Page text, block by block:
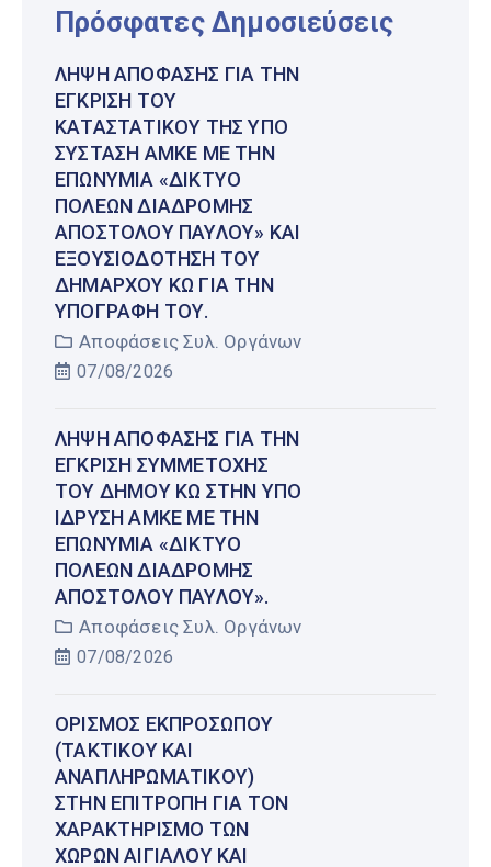
Πρόσφατες Δημοσιεύσεις
ΛΉΨΗ ΑΠΌΦΑΣΗΣ ΓΙΑ ΤΗΝ
ΈΓΚΡΙΣΗ ΤΟΥ
ΚΑΤΑΣΤΑΤΙΚΟΎ ΤΗΣ ΥΠΌ
ΣΎΣΤΑΣΗ ΑΜΚΕ ΜΕ ΤΗΝ
ΕΠΩΝΥΜΊΑ «ΔΊΚΤΥΟ
ΠΌΛΕΩΝ ΔΙΑΔΡΟΜΉΣ
ΑΠΟΣΤΌΛΟΥ ΠΑΎΛΟΥ» ΚΑΙ
ΕΞΟΥΣΙΟΔΌΤΗΣΗ ΤΟΥ
ΔΗΜΆΡΧΟΥ ΚΩ ΓΙΑ ΤΗΝ
ΥΠΟΓΡΑΦΉ ΤΟΥ.
Αποφάσεις Συλ. Οργάνων
07/08/2026
ΛΉΨΗ ΑΠΌΦΑΣΗΣ ΓΙΑ ΤΗΝ
ΈΓΚΡΙΣΗ ΣΥΜΜΕΤΟΧΉΣ
ΤΟΥ ΔΉΜΟΥ ΚΩ ΣΤΗΝ ΥΠΌ
ΊΔΡΥΣΗ ΑΜΚΕ ΜΕ ΤΗΝ
ΕΠΩΝΥΜΊΑ «ΔΊΚΤΥΟ
ΠΌΛΕΩΝ ΔΙΑΔΡΟΜΉΣ
ΑΠΟΣΤΌΛΟΥ ΠΑΎΛΟΥ».
Αποφάσεις Συλ. Οργάνων
07/08/2026
ΟΡΙΣΜΌΣ ΕΚΠΡΟΣΏΠΟΥ
(ΤΑΚΤΙΚΟΎ ΚΑΙ
ΑΝΑΠΛΗΡΩΜΑΤΙΚΟΎ)
ΣΤΗΝ ΕΠΙΤΡΟΠΉ ΓΙΑ ΤΟΝ
ΧΑΡΑΚΤΗΡΙΣΜΌ ΤΩΝ
ΧΏΡΩΝ ΑΙΓΙΑΛΟΎ ΚΑΙ